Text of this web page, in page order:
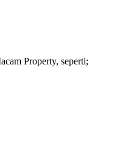
Property, seperti;